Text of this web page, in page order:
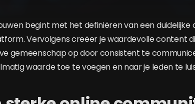
begint met het definiëren van een duidelijke
Vervolgens creëer je waardevolle content
gemeenschap op door consistent te
waarde toe te voegen en naar je leden te